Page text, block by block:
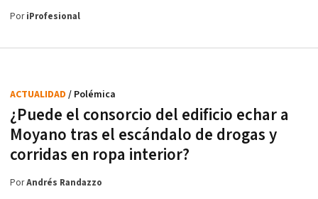
PoriProfesional
¿Puede el consorcio del edificio echar a
Moyano tras el escándalo de drogas y
corridas en ropa interior?
ACTUALIDAD / Polémica
PorAndrés Randazzo